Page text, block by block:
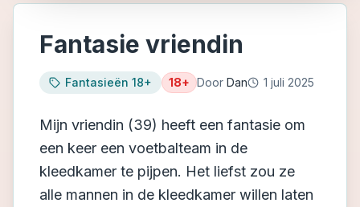
Fantasie vriendin
Fantasieën 18+ 18+ Door Dan 1 juli 2025
Mijn vriendin (39) heeft een fantasie om
een keer een voetbalteam in de
kleedkamer te pijpen. Het liefst zou ze
alle mannen in de kleedkamer willen laten